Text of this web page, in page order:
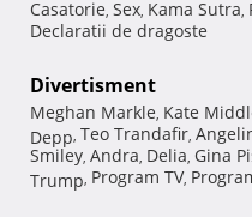
Casatorie, Sex, Kama Sutra,
Declaratii de dragoste
Divertisment
Meghan Markle, Kate
Depp, Teo Trandafir,
Smiley, Andra, Delia, Gina
Trump, Program TV,